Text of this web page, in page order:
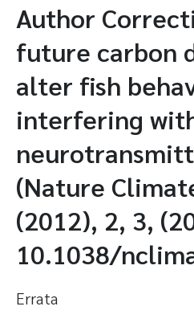
Author
future carbon
alter fish
interfering
(Nature
(2012), 2, 3,
10.1038/
Errata